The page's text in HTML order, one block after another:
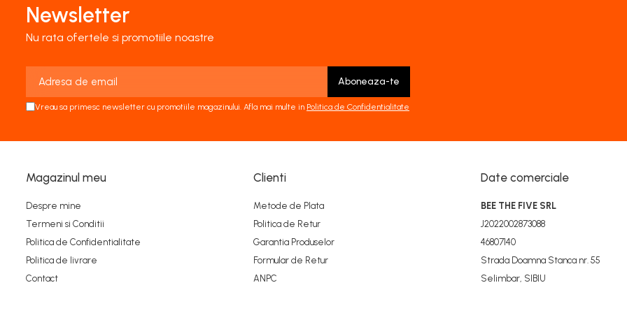
Newsletter
Nu rata ofertele si promotiile noastre
Vreau sa primesc newsletter cu promotiile magazinului. Afla mai multe in Politica de Confidentialitate
Magazinul meu
Despre mine
Termeni si Conditii
Politica de Confidentialitate
Politica de livrare
Contact
Clienti
Metode de Plata
Politica de Retur
Garantia Produselor
Formular de Retur
ANPC
Date comerciale
BEE THE FIVE SRL
J2022002873088
46807140
Strada Doamna Stanca nr. 55
Selimbar, SIBIU